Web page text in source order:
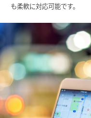
も柔軟に対応可能です。